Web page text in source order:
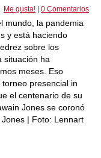
Me gusta! 0 Comentarios
mundo, la pandemia
y está haciendo
sobre los
situación ha
meses. Eso
presencial in
el centenario de su
Jones se coronó
| Foto: Lennart